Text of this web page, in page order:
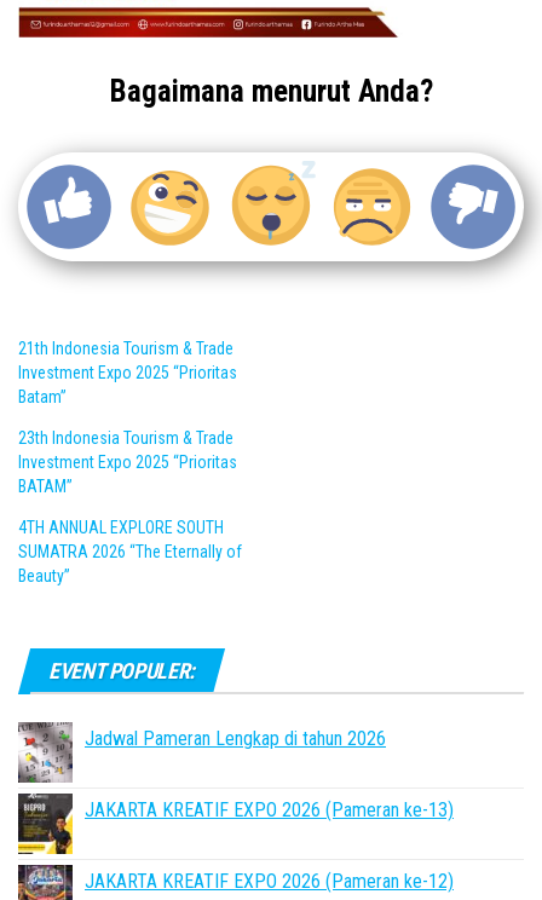
Bagaimana menurut Anda?
21th Indonesia Tourism & Trade
Investment Expo 2025 “Prioritas
Batam”
23th Indonesia Tourism & Trade
Investment Expo 2025 “Prioritas
BATAM”
4TH ANNUAL EXPLORE SOUTH
SUMATRA 2026 “The Eternally of
Beauty”
EVENT POPULER:
Jadwal Pameran Lengkap di tahun 2026
JAKARTA KREATIF EXPO 2026 (Pameran ke-13)
JAKARTA KREATIF EXPO 2026 (Pameran ke-12)